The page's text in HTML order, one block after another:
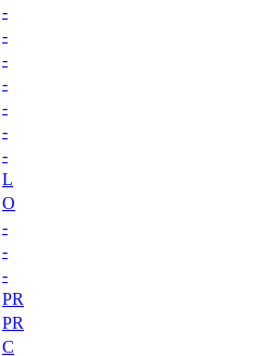
-
-
-
-
-
-
-
L
O
-
-
-
PR
PR
C